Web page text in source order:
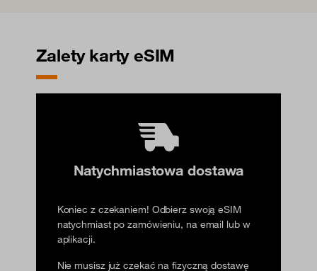
Zalety karty eSIM
Natychmiastowa dostawa
Koniec z czekaniem! Odbierz swoją eSIM
natychmiast po zamówieniu, na email lub w
aplikacji.
Nie musisz już czekać na fizyczną dostawę